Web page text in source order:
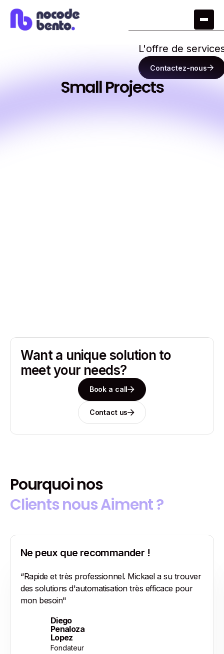
L'offre de
Contactez-nous
Small Projects
Want a unique solution to
meet your needs?
Book a call
Contact us
Pourquoi nos
Clients nous Aiment ?
Ne peux que recommander !
“Rapide et très professionnel. Mickael a su trouver
des solutions d'automatisation très efficace pour
mon besoin"
Diego
Penaloza
Lopez
Fondateur